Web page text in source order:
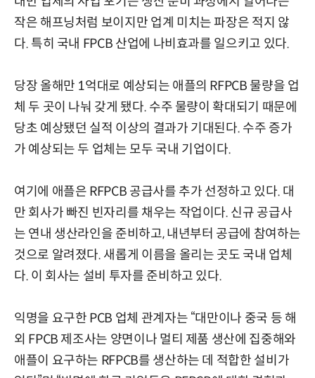
작은 해프닝처럼 보이지만 업계 미치는 파장은 적지 않
다. 특히 국내 FPCB 산업에 나비효과를 일으키고 있다.
당장 올해만 1억대로 예상되는 애플의 RFPCB 물량을 업
체 두 곳이 나눠 갖게 됐다. 수주 물량이 확대되기 때문에
당초 예상됐던 실적 이상의 결과가 기대된다. 수주 증가
가 예상되는 두 업체는 모두 국내 기업이다.
여기에 애플은 RFPCB 공급사를 추가 선정하고 있다. 대
만 회사가 빠진 빈자리를 채우는 작업이다. 신규 공급사
는 연내 생산라인을 준비하고, 내년부터 공급에 참여하는
것으로 알려졌다. 새롭게 이름을 올리는 곳도 국내 업체
다. 이 회사는 설비 투자를 준비하고 있다.
익명을 요구한 PCB 업체 관계자는 “대만이나 중국 등 해
외 FPCB 제조사는 양면이나 멀티 제품 생산에 집중해와
애플이 요구하는 RFPCB를 생산하는 데 적합한 설비가